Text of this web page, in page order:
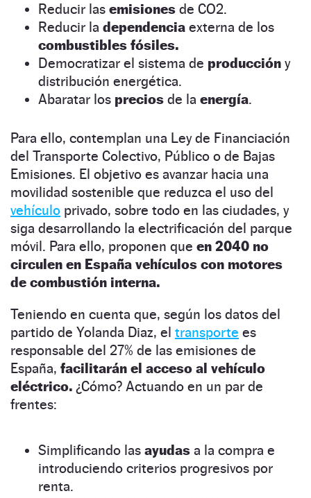
Reducir las emisiones de CO2.
Reducir la dependencia externa de los
combustibles fósiles.
Democratizar el sistema de producción y
distribución energética.
Abaratar los precios de la energía.
Para ello, contemplan una Ley de Financiación
del Transporte Colectivo, Público o de Bajas
Emisiones. El objetivo es avanzar hacia una
movilidad sostenible que reduzca el uso del
vehículo privado, sobre todo en las ciudades, y
siga desarrollando la electrificación del parque
móvil. Para ello, proponen que en 2040 no
circulen en España vehículos con motores
de combustión interna.
Teniendo en cuenta que, según los datos del
partido de Yolanda Diaz, el transporte es
responsable del 27% de las emisiones de
España, facilitarán el acceso al vehículo
eléctrico. ¿Cómo? Actuando en un par de
frentes:
Simplificando las ayudas a la compra e
introduciendo criterios progresivos por
renta.